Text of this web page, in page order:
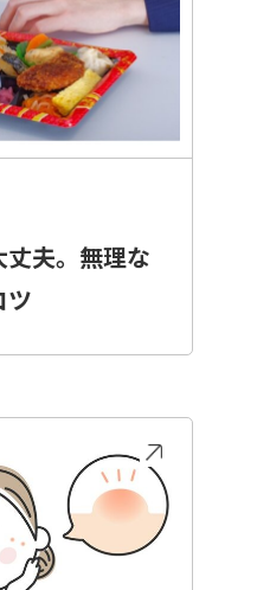
夫。無理な
ツ